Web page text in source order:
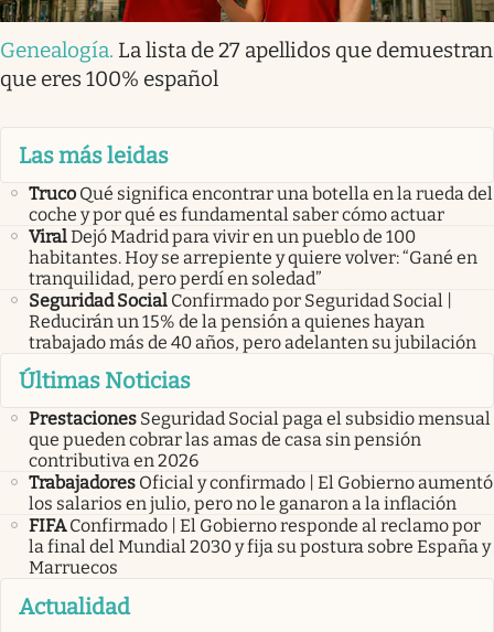
Genealogía. La lista de 27 apellidos que demuestran
que eres 100% español
Las más leidas
Truco Qué significa encontrar una botella en la rueda del
coche y por qué es fundamental saber cómo actuar
ViralDejó Madrid para vivir en un pueblo de 100
habitantes. Hoy se arrepiente y quiere volver: “Gané en
tranquilidad, pero perdí en soledad”
Seguridad Social Confirmado por Seguridad Social |
Reducirán un 15% de la pensión a quienes hayan
trabajado más de 40 años, pero adelanten su jubilación
Últimas Noticias
Prestaciones Seguridad Social paga el subsidio mensual
que pueden cobrar las amas de casa sin pensión
contributiva en 2026
Trabajadores Oficial y confirmado | El Gobierno aumentó
los salarios en julio, pero no le ganaron a la inflación
FIFA Confirmado | El Gobierno responde al reclamo por
la final del Mundial 2030 y fija su postura sobre España y
Marruecos
Actualidad